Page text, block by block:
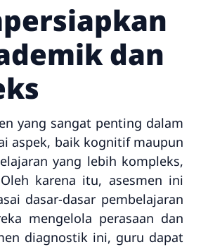
dan
yang sangat penting dalam
aspek, baik kognitif maupun
yang lebih kompleks,
karena itu, asesmen ini
dasar-dasar pembelajaran
mengelola perasaan dan
diagnostik ini, guru dapat